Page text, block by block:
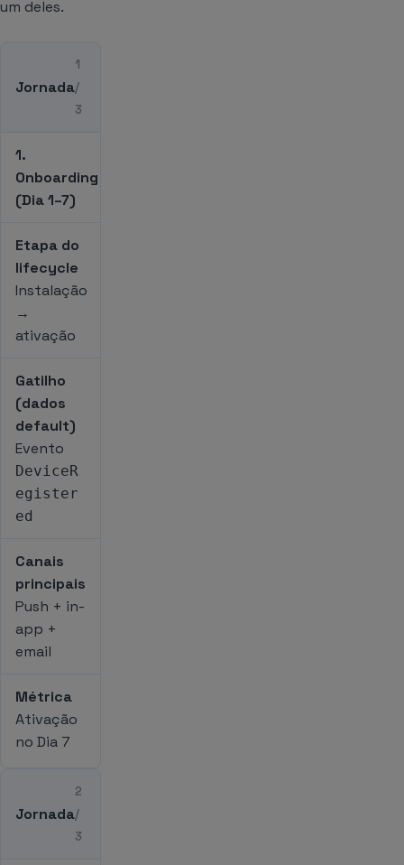
um deles.
Jornada
1
/
3
1.
Onboarding
(Dia 1–7)
Etapa do
lifecycle
Instalação
→
ativação
Gatilho
(dados
default)
Evento
DeviceR
egister
ed
Canais
principais
Push + in-
app +
email
Métrica
Ativação
no Dia 7
Jornada
2
/
3